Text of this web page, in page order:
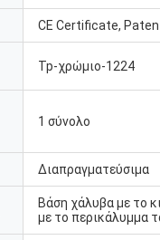
CE Certificate,
Tp-χρώμιο-1224
1 σύνολο
Διαπραγματεύσιμα
Βάση χάλυβα με το
με το περικάλυμμα